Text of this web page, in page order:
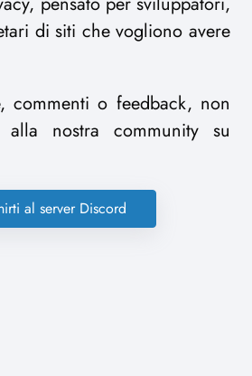
di siti che vogliono avere
commenti o feedback, non
nostra community su
al server Discord